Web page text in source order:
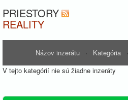
PRIESTORY
REALITY
Názov inzerátu Kategória
V tejto kategórií nie sú žiadne inzeráty